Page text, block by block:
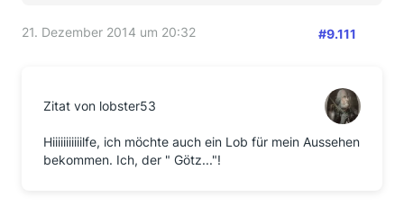
21. Dezember 2014 um 20:32 #9.111
Zitat von lobster53
Hiiiiiiiiiiilfe, ich möchte auch ein Lob für mein Aussehen
bekommen. Ich, der " Götz..."!